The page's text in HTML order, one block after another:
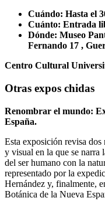
Cuándo: Hasta el
Cuánto: Entrada
Dónde: Museo
Fernando 17 ,
Centro Cultural
Otras expos chidas
Renombrar el mundo:
España.
Esta exposición revisa dos
y visual en la que se narra
del ser humano con la
representado por la
Hernández y, finalmente,
Botánica de la Nueva